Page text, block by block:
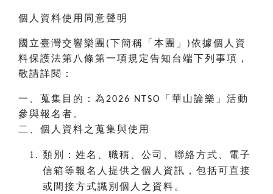
個人資料使用同意聲明
國立臺灣交響樂團 (下簡稱「本團」 )依據個人資
料保護法第八條第一項規定告知台端下列事項，
敬請詳閱：
一、蒐集目的：為2026 NTSO
「華山論樂」活動
參與報名者。
二、個人資料之蒐集與使用
類別：姓名、職稱、公司、聯絡方式、電子
信箱等報名人提供之個人資訊，包括可直接
或間接方式識別個人之資料。